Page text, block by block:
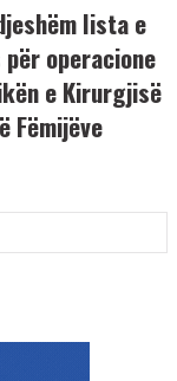
lista e
operacione
e Kirurgjisë
Fëmijëve